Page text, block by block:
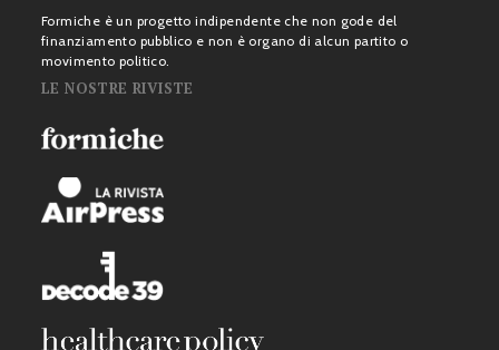
Formiche è un progetto indipendente che non gode del
finanziamento pubblico e non è organo di alcun partito o
movimento politico.
LE NOSTRE RIVISTE